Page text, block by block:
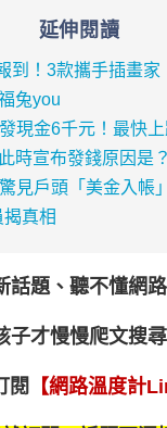
延伸閱讀
到！3款攜手插畫家
兔you
現金6千元！最快
時宣布發錢原因是？
見戶頭「美金入帳
真相
話題、聽不懂網
子才慢慢爬文搜尋
閱 【網路溫度計